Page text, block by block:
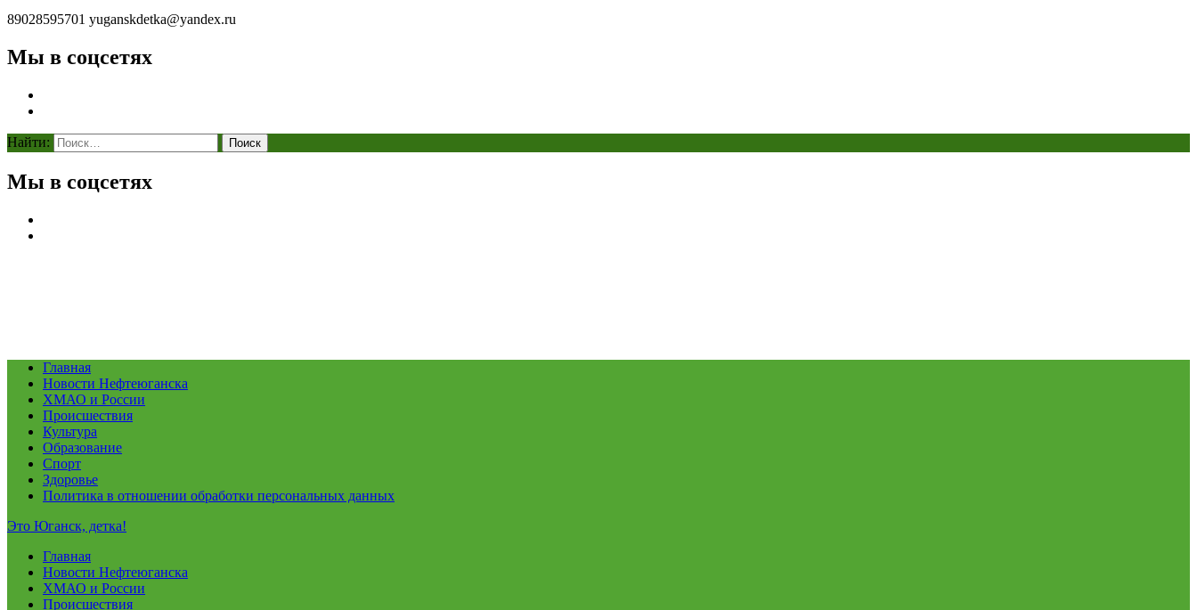
89028595701 yuganskdetka@yandex.ru
Мы в соцсетях
Найти:
Мы в соцсетях
Главная
Новости Нефтеюганска
ХМАО и России
Происшествия
Культура
Образование
Спорт
Здоровье
Политика в отношении обработки персональных данных
Это Юганск, детка!
Главная
Новости Нефтеюганска
ХМАО и России
Происшествия